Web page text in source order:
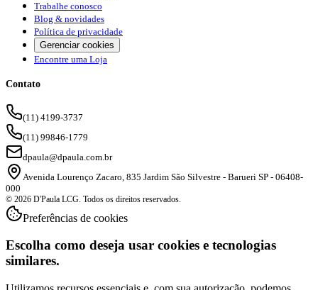
Trabalhe conosco
Blog & novidades
Política de privacidade
Gerenciar cookies
Encontre uma Loja
Contato
(11) 4199-3737
(11) 99846-1779
dpaula@dpaula.com.br
Avenida Lourenço Zacaro, 835 Jardim São Silvestre - Barueri SP - 06408-
000
© 2026 D'Paula LCG. Todos os direitos reservados.
Preferências de cookies
Escolha como deseja usar cookies e tecnologias
similares.